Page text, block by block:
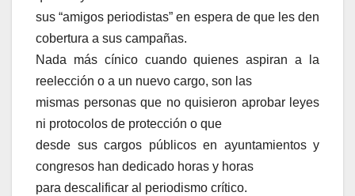
sus “amigos periodistas” en espera de que les den
cobertura a sus campañas.
Nada más cínico cuando quienes aspiran a la
reelección o a un nuevo cargo, son las
mismas personas que no quisieron aprobar leyes
ni protocolos de protección o que
desde sus cargos públicos en ayuntamientos y
congresos han dedicado horas y horas
para descalificar al periodismo crítico.